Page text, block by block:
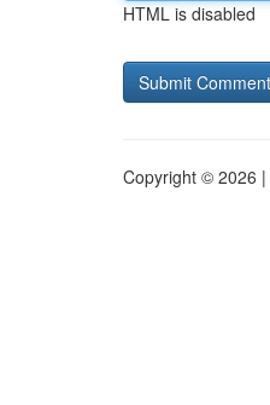
HTML is disabled
Copyright © 2026 |